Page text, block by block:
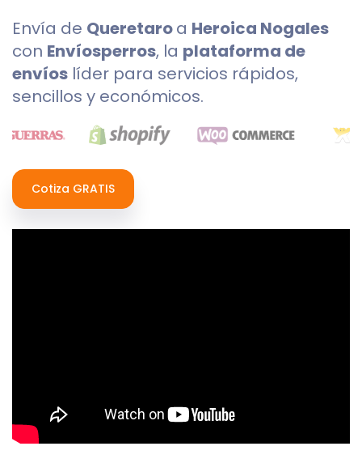
Envía de Queretaroa Heroica Nogales
con Envíosperros, la plataforma de
envíos líder para servicios rápidos,
sencillos y económicos.
Cotiza GRATIS